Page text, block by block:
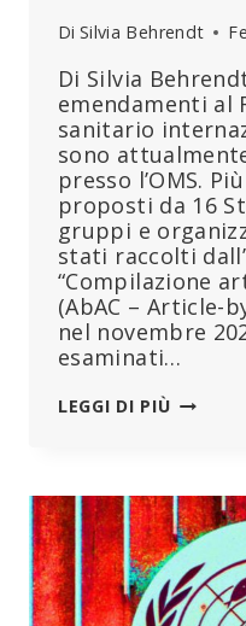
Di Silvia Behrendt
Di Silvia
emendamenti al
sanitario
sono
presso l’OMS.
proposti da 16
gruppi e
stati raccolti
“Compilazione
(AbAC – Article-
nel novembre
esaminati…
LEGGI DI PIÙLE
DEL